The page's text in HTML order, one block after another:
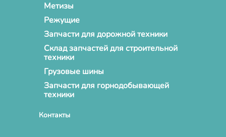
Метизы
Режущие
Запчасти для дорожной техники
Склад запчастей для строительной
техники
Грузовые шины
Запчасти для горнодобывающей
техники
Контакты